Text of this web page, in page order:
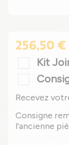
256,50 €
Kit
Recevez
Consigne
l'ancienne